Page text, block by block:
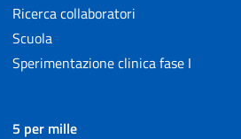
Ricerca collaboratori
Scuola
Sperimentazione clinica fase I
5 per mille